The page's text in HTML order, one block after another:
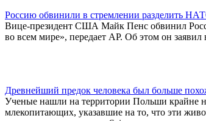
Россию обвинили в стремлении разделить
Вице-президент США Майк Пенс обвинил
во всем мире», передает AP. Об этом он
Древнейший предок человека был больше
Ученые нашли на территории Польши крайне
млекопитающих, указавшие на то, что эти